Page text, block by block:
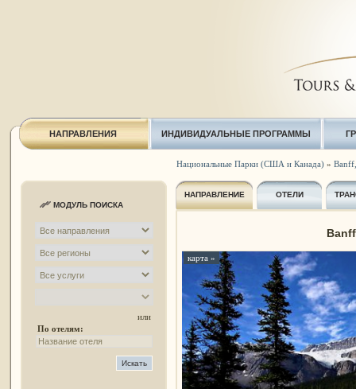
НАПРАВЛЕНИЯ ИНДИВИДУАЛЬНЫЕ ПРОГРАММЫ
МОДУЛЬ ПОИСКА
или
По отелям:
Национальные Парки (США и Канада)»
НАПРАВЛЕНИЕ ОТЕЛИ
карта »